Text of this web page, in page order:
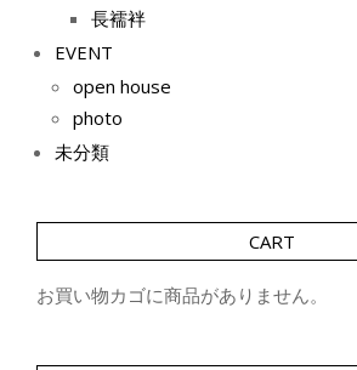
長襦袢
EVENT
open house
photo
未分類
CART
お買い物カゴに商品がありません。